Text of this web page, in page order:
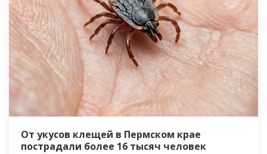
От укусов клещей в Пермском крае
пострадали более 16 тысяч человек